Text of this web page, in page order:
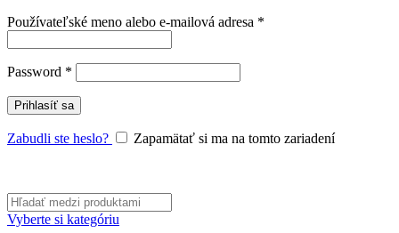
Používateľské meno alebo e-mailová adresa *
Password *
Prihlasíť sa
Zabudli ste heslo? Zapamätať si ma na tomto zariadení
Vyberte si kategóriu